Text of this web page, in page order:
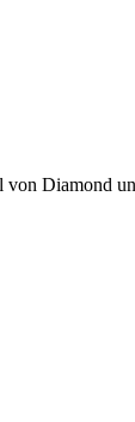
Diamond